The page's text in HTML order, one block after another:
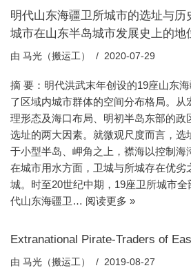
明代山东海疆卫所城市的选址与
城市在山东半岛城市发展史上的地
由 马光（搬运工） 2020-07-29
摘 要：明代洪武末年创设的19座山东
了区域内城市群体的空间分布格局。从
理形态及海口布局、明初半岛东部的政
选址的两大因素。就微观尺度而言，选
于小型半岛、岬角之上，襟海以控制海
在城市用水方面，卫城与所城存在优劣
城。时至20世纪中期，19座卫所城市全
代山东海疆卫… 阅读更多 »
Extranational Pirate-Traders of
由 马光（搬运工） 2019-08-27